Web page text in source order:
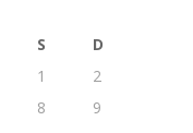
S
D
1
2
8
9